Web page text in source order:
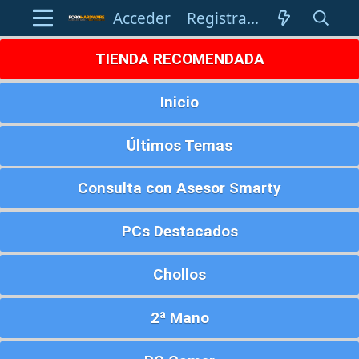
Acceder Registrarse
TIENDA RECOMENDADA
Inicio
Últimos Temas
Consulta con Asesor Smarty
PCs Destacados
Chollos
2ª Mano